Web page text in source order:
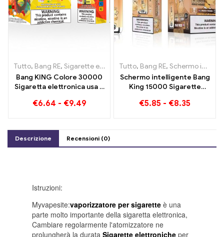
Tutto, Bang RE, Sigarette elettroniche usa e getta Lituania ,
Bang KING Colore 30000
Sigaretta elettronica usa e
perfetta tra gelato fresco
€6.64 - €9.49
Tutto, Bang RE, Schermo intelligente Bang King 15000 Soffio
Schermo intelligente Bang
King 15000 Sigarette
Puff Peach Freeze
€5.85 - €8.35
Descrizione Recensioni (0)
Istruzioni:
Myvapesite:vaporizzatore per sigarette è una
parte molto importante della sigaretta elettronica,
Cambiare regolarmente l'atomizzatore ne
prolungherà la durata Sigarette elettroniche per